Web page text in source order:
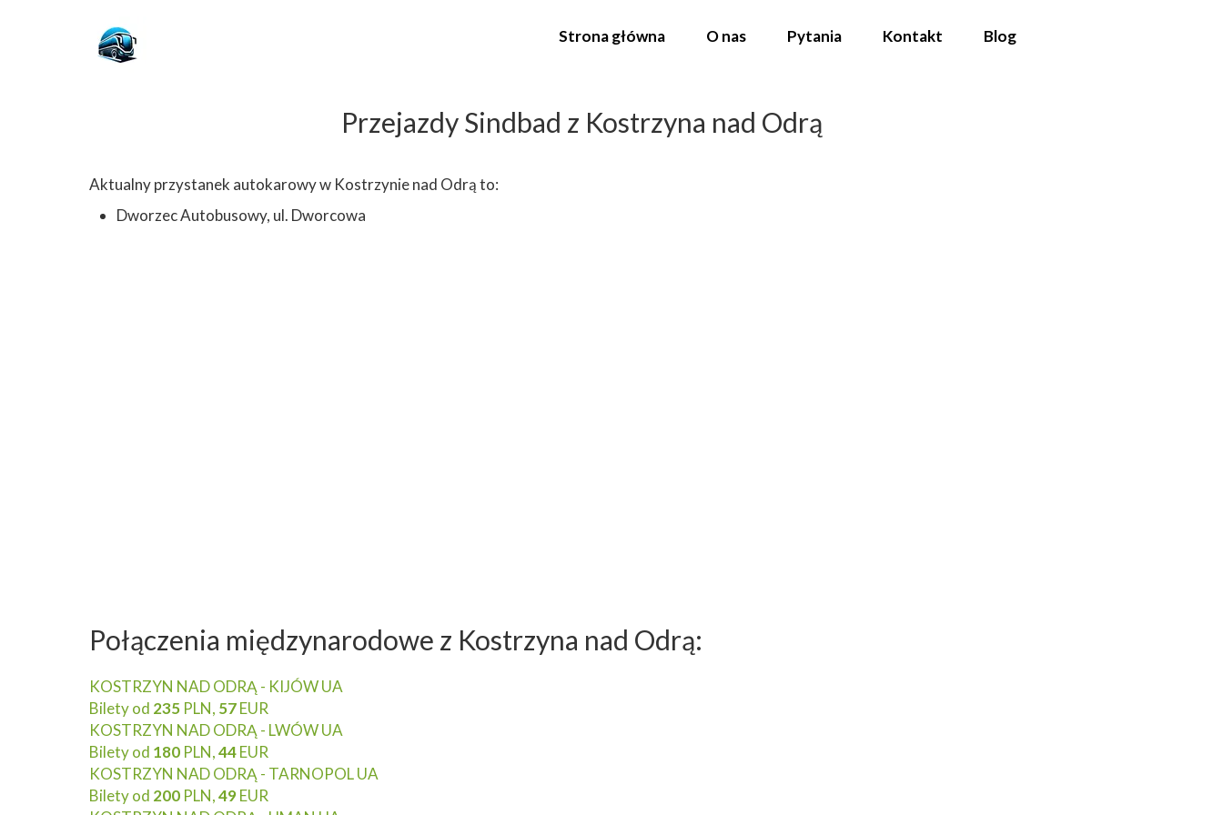
Aktualny przystanek autokarowy w Kostrzynie nad Odrą to:
Dworzec Autobusowy, ul. Dworcowa
Połączenia międzynarodowe z Kostrzyna nad Odrą:
KOSTRZYN NAD ODRĄ - KIJÓW UA
Bilety od 235 PLN, 57EUR
KOSTRZYN NAD ODRĄ - LWÓW UA
Bilety od 180 PLN,44EUR
KOSTRZYN NAD ODRĄ - TARNOPOL UA
Bilety od 200 PLN,49EUR
Przejazdy Sindbad z Kostrzyna nad Odrą
Strona główna O nas Pytania Kontakt Blog